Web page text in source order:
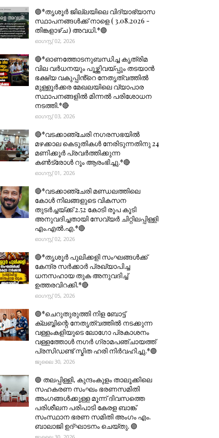
🟣*തൃശൂര്‍ ജില്ലയിലെ വിദ്യാഭ്യാസ
സ്ഥാപനങ്ങൾക്ക് നാളെ ( 3.08.2026 -
തിങ്കളാഴ്ച ) അവധി.*🟣
ഓഗസ്റ്റ് 02, 2026
🔴*ഓണത്തോടനുബന്ധിച്ച കൃത്രിമ
വില വർധനയും പൂഴ്ത്തിവയ്പ്പും തടയാൻ
ഭക്ഷ്യ വകുപ്പിൻ്റെ നേതൃത്വത്തിൽ
മുള്ളൂർക്കര മേഖലയിലെ വ്യാപാര
സ്ഥാപനങ്ങളിൽ മിന്നൽ പരിശോധന
നടത്തി.*🔴
ഓഗസ്റ്റ് 03, 2026
🔴*വടക്കാഞ്ചേരി നഗരസഭയിൽ
മഴക്കാല കെടുതികൾ നേരിടുന്നതിനു 24
മണിക്കൂർ പ്രവർത്തിക്കുന്ന
കൺട്രോൾ റൂം ആരംഭിച്ചു.*🔴
ഓഗസ്റ്റ് 01, 2026
🔴*വടക്കാഞ്ചേരി മണ്ഡലത്തിലെ
കോൾ നിലങ്ങളുടെ വികസന
തുടർച്ചയ്ക്ക് 2.52 കോടി രൂപ കൂടി
അനുവദിച്ചതായി സേവ്യർ ചിറ്റിലപ്പിള്ളി
എം.എൽ.എ.*🔴
ഓഗസ്റ്റ് 02, 2026
🔴*തൃശൂര്‍ പുലിക്കളി സംഘങ്ങള്‍ക്ക്
കേന്ദ്ര സര്‍ക്കാര്‍ പ്രഖ്യാപിച്ച
ധനസഹായ തുക അനുവദിച്ച്
ഉത്തരവിറക്കി.*🔴
ഓഗസ്റ്റ് 05, 2026
🟣*ചെറുതുരുത്തി നിള ബോട്ട്
ക്ലബ്ബിന്റെ നേതൃത്വത്തിൽ നടക്കുന്ന
വള്ളംകളിയുടെ ലോഗോ പ്രകാശനം
വള്ളത്തോൾ നഗർ ഗ്രാമപഞ്ചായത്ത്
പ്രസിഡണ്ട് സ്മിത ഹരി നിർവഹിച്ചു.*🟣
ജൂലൈ 30, 2026
🟣 തലപ്പിള്ളി, കുന്ദംകുളം താലൂക്കിലെ
സഹകരണ സംഘം ഭരണസമിതി
അംഗങ്ങൾക്കുള്ള മൂന്ന് ദിവസത്തെ
പരിശീലന പരിപാടി കേരള ബാങ്ക്
സംസ്ഥാന ഭരണ സമിതി അംഗം എം.
ബാലാജി ഉദ്ഘാടനം ചെയ്തു. 🟣